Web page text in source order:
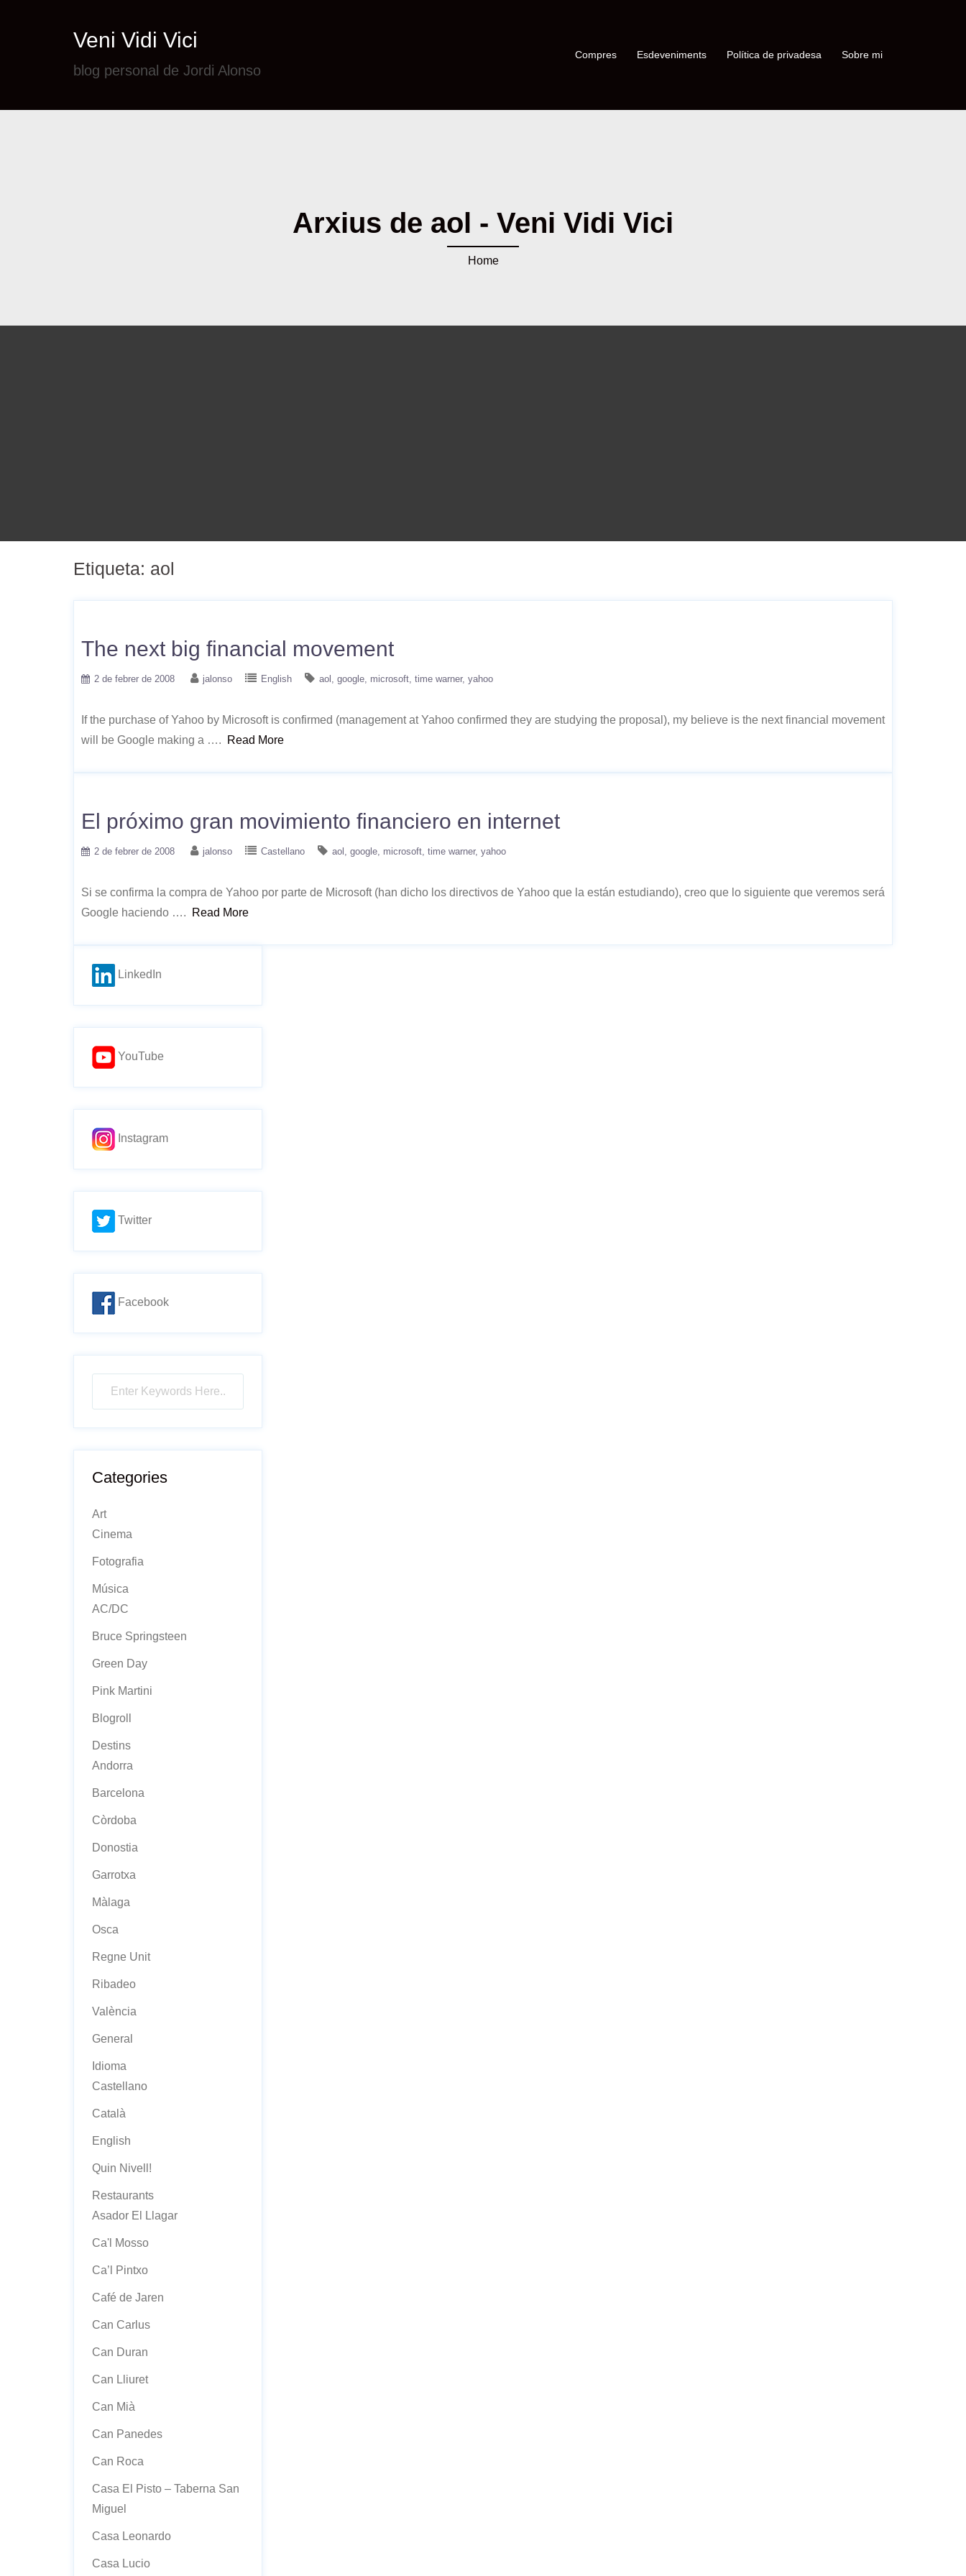
Veni Vidi Vici
blog personal de Jordi Alonso
Compres Esdeveniments Política de privadesa Sobre mi
Arxius de aol - Veni Vidi Vici
Home
Etiqueta: aol
The next big financial movement
2 de febrer de 2008 jalonso English aol google microsoft time warner yahoo
If the purchase of Yahoo by Microsoft is confirmed (management at Yahoo confirmed they are studying the proposal), my believe is the next financial movement
will be Google making a ….
Read More
El próximo gran movimiento financiero en internet
2 de febrer de 2008 jalonso Castellano aol google microsoft time warner yahoo
Si se confirma la compra de Yahoo por parte de Microsoft (han dicho los directivos de Yahoo que la están estudiando), creo que lo siguiente que veremos será
Google haciendo ….
Read More
LinkedIn
YouTube
Instagram
Twitter
Facebook
Categories
Art
Cinema
Fotografia
Música
AC/DC
Bruce Springsteen
Green Day
Pink Martini
Blogroll
Destins
Andorra
Barcelona
Còrdoba
Donostia
Garrotxa
Màlaga
Osca
Regne Unit
Ribadeo
València
General
Idioma
Castellano
Català
English
Quin Nivell!
Restaurants
Asador El Llagar
Ca'l Mosso
Ca’l Pintxo
Café de Jaren
Can Carlus
Can Duran
Can Lliuret
Can Mià
Can Panedes
Can Roca
Casa El Pisto – Taberna San
Miguel
Casa Leonardo
Casa Lucio